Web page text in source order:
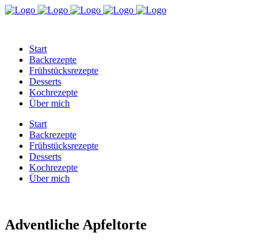
Start
Backrezepte
Frühstücksrezepte
Desserts
Kochrezepte
Über mich
Start
Backrezepte
Frühstücksrezepte
Desserts
Kochrezepte
Über mich
Adventliche Apfeltorte